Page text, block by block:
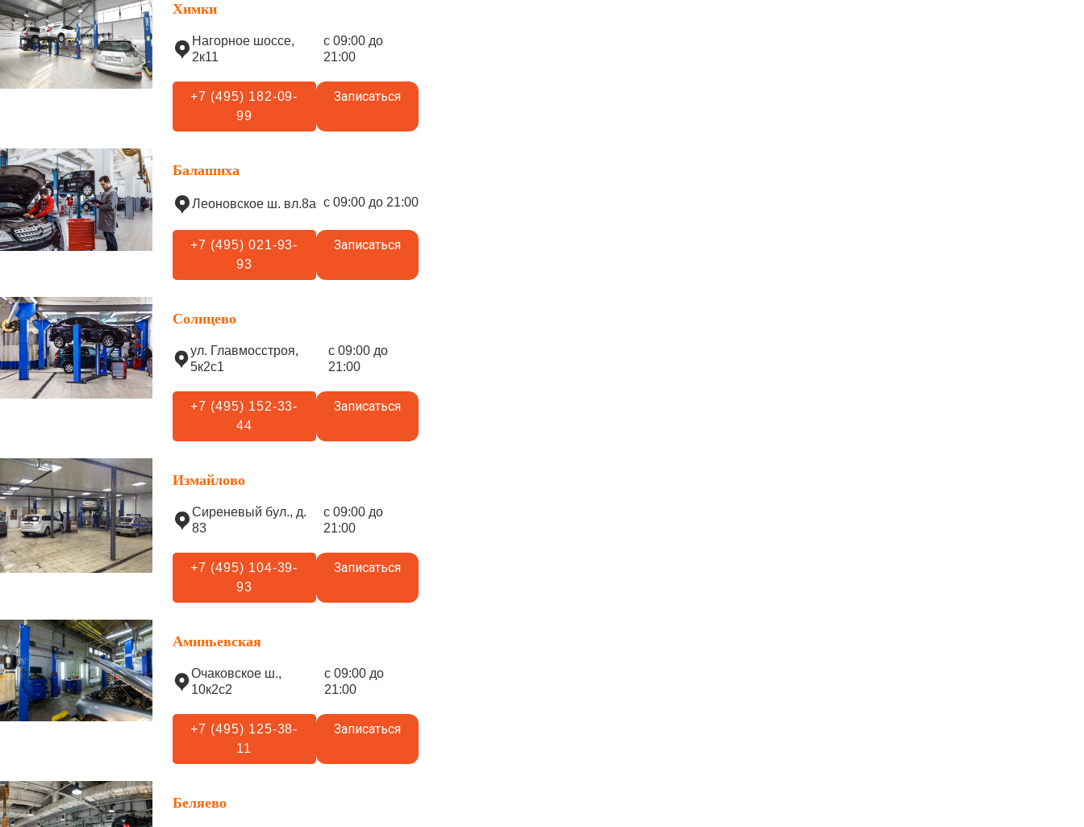
Химки
Нагорное шоссе,
2к11
с 09:00 до
21:00
+7 (495) 182-09-
99
Записаться
Балашиха
Леоновское ш. вл.8а с 09:00 до 21:00
+7 (495) 021-93-
93
Записаться
Солнцево
ул. Главмосстроя,
5к2с1
с 09:00 до
21:00
+7 (495) 152-33-
44
Записаться
Измайлово
Сиреневый бул., д.
83
с 09:00 до
21:00
+7 (495) 104-39-
93
Записаться
Аминьевская
Очаковское ш.,
10к2с2
с 09:00 до
21:00
+7 (495) 125-38-
11
Записаться
Беляево